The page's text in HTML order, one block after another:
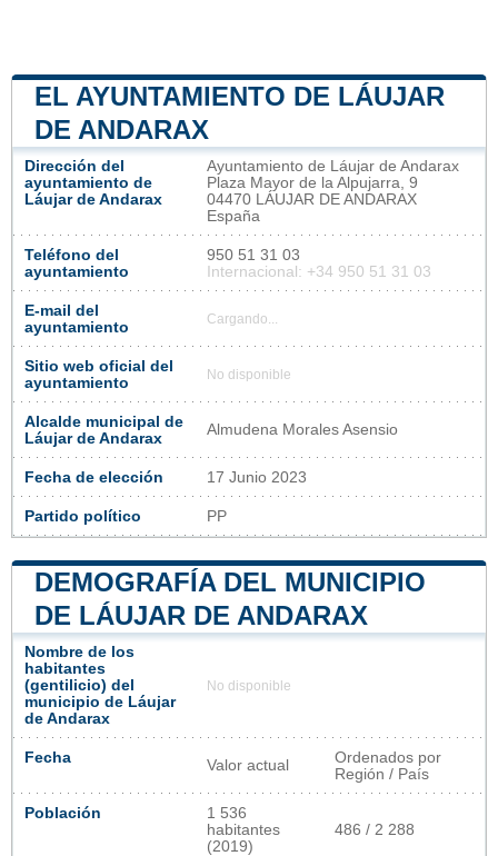
EL AYUNTAMIENTO DE LÁUJAR
DE ANDARAX
Dirección del
ayuntamiento de
Láujar de Andarax
Ayuntamiento de Láujar de Andarax
Plaza Mayor de la Alpujarra, 9
04470 LÁUJAR DE ANDARAX
España
Teléfono del
ayuntamiento
950 51 31 03
Internacional: +34 950 51 31 03
E-mail del
ayuntamiento
Cargando...
Sitio web oficial del
ayuntamiento
No disponible
Alcalde municipal de
Láujar de Andarax
Almudena Morales Asensio
Fecha de elección 17 Junio 2023
Partido político PP
DEMOGRAFÍA DEL MUNICIPIO
DE LÁUJAR DE ANDARAX
Nombre de los
habitantes
(gentilicio) del
municipio de Láujar
de Andarax
No disponible
Fecha Valor actual
Ordenados por
Región / País
Población
1 536
habitantes
(2019)
486 / 2 288